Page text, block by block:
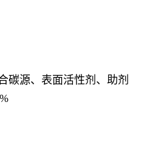
碳源、表面活性剂、助剂